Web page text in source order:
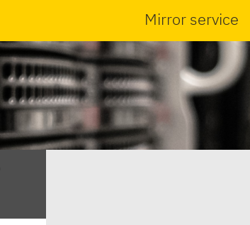
Mirror service